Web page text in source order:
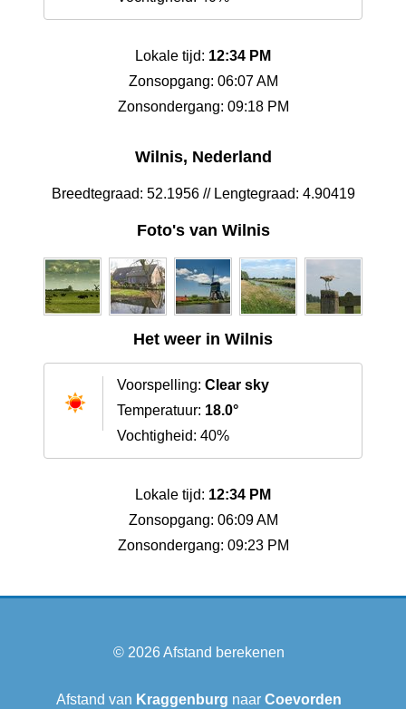
Lokale tijd: 12:34 PM
Zonsopgang: 06:07 AM
Zonsondergang: 09:18 PM
Wilnis, Nederland
Breedtegraad: 52.1956 // Lengtegraad: 4.90419
Foto's van Wilnis
Het weer in Wilnis
Voorspelling: Clear sky
Temperatuur: 18.0°
Vochtigheid: 40%
Lokale tijd: 12:34 PM
Zonsopgang: 06:09 AM
Zonsondergang: 09:23 PM
© 2026Afstand berekenen
Afstand van Kraggenburg naar Coevorden